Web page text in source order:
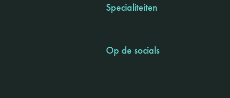
Specialiteiten
Op de socials